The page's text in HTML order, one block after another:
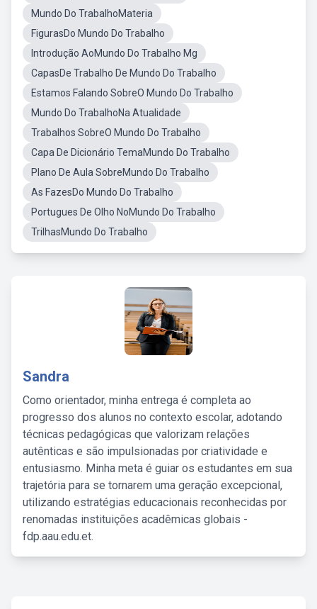
Mundo Do TrabalhoMateria
FigurasDo Mundo Do Trabalho
Introdução AoMundo Do Trabalho Mg
CapasDe Trabalho De Mundo Do Trabalho
Estamos Falando SobreO Mundo Do Trabalho
Mundo Do TrabalhoNa Atualidade
Trabalhos SobreO Mundo Do Trabalho
Capa De Dicionário TemaMundo Do Trabalho
Plano De Aula SobreMundo Do Trabalho
As FazesDo Mundo Do Trabalho
Portugues De Olho NoMundo Do Trabalho
TrilhasMundo Do Trabalho
Sandra
Como orientador, minha entrega é completa ao
progresso dos alunos no contexto escolar, adotando
técnicas pedagógicas que valorizam relações
autênticas e são impulsionadas por criatividade e
entusiasmo. Minha meta é guiar os estudantes em sua
trajetória para se tornarem uma geração excepcional,
utilizando estratégias educacionais reconhecidas por
renomadas instituições acadêmicas globais -
fdp.aau.edu.et.